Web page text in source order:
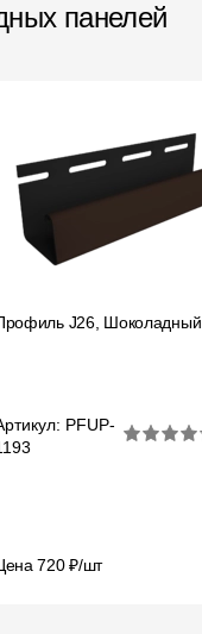
панелей
J26, Шоколадный
PFUP-
720 ₽/шт